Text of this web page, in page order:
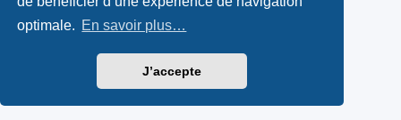
optimale. En savoir plus…
J’accepte